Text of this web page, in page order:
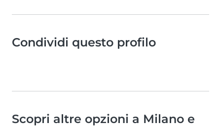
Condividi questo profilo
Scopri altre opzioni a Milano e